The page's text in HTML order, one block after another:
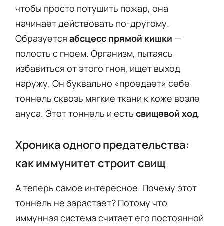
чтобы просто потушить пожар, она
начинает действовать по-другому.
Образуется абсцесс прямой кишки —
полость с гноем. Организм, пытаясь
избавиться от этого гноя, ищет выход
наружу. Он буквально «проедает» себе
тоннель сквозь мягкие ткани к коже возле
ануса. Этот тоннель и есть свищевой ход.
Хроника одного предательства:
как иммунитет строит свищ
А теперь самое интересное. Почему этот
тоннель не зарастает? Потому что
иммунная система считает его постоянной